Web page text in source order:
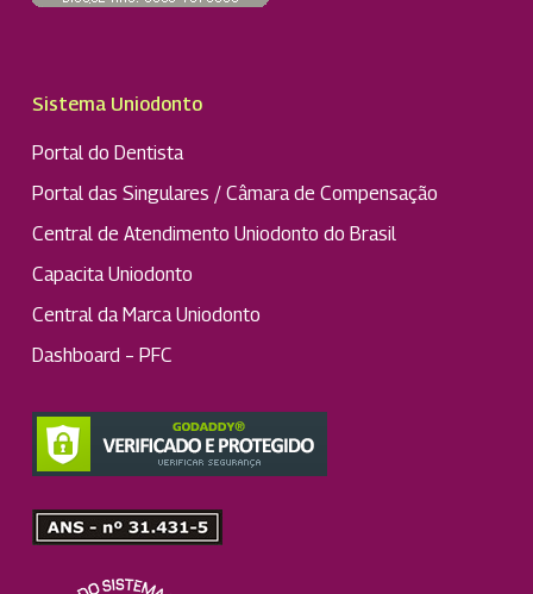
Sistema Uniodonto
Portal do Dentista
Portal das Singulares / Câmara de Compensação
Central de Atendimento Uniodonto do Brasil
Capacita Uniodonto
Central da Marca Uniodonto
Dashboard – PFC